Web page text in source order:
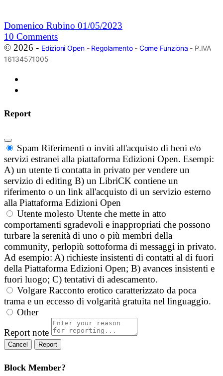
Domenico Rubino 01/05/2023
10 Comments
© 2026 - Edizioni Open- Regolamento- Come Funziona - P.IVA
16134571005
Report
Spam Riferimenti o inviti all'acquisto di beni e/o
servizi estranei alla piattaforma Edizioni Open. Esempi:
A) un utente ti contatta in privato per vendere un
servizio di editing B) un LibriCK contiene un
riferimento o un link all'acquisto di un servizio esterno
alla Piattaforma Edizioni Open
Utente molesto Utente che mette in atto
comportamenti sgradevoli e inappropriati che possono
turbare la serenità di uno o più membri della
community, perlopiù sottoforma di messaggi in privato.
Ad esempio: A) richieste insistenti di contatti al di fuori
della Piattaforma Edizioni Open; B) avances insistenti e
fuori luogo; C) tentativi di adescamento.
Volgare Racconto erotico caratterizzato da poca
trama e un eccesso di volgarità gratuita nel linguaggio.
Other
Report note
Report
Block Member?